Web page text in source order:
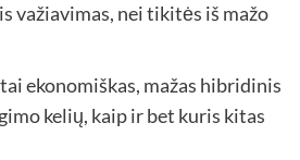
važiavimas, nei tikitės iš mažo
ekonomiškas, mažas hibridinis
kelių, kaip ir bet kuris kitas